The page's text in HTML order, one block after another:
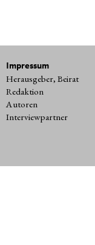
Impressum
Herausgeber, Beirat
Redaktion
Autoren
Interviewpartner